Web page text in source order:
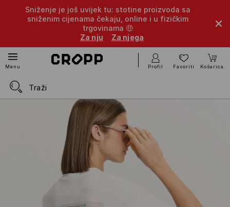
Sniženje je još uvijek tu: stotine proizvoda sa
sniženim cijenama čekaju, online i u fizičkim
trgovinama 🤑
Za nju
Za njega
Menu Profil Favoriti Košarica